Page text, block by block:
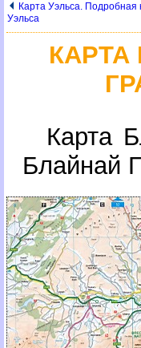
Карта Уэльса.
Уэльса
КАРТА
Карта
Блайнай